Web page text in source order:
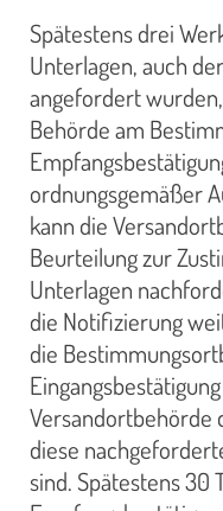
Spätestens drei
Unterlagen, auch
angefordert
Behörde am
ordnungsgemäßer
kann die
Beurteilung zur
Unterlagen
die Notifizierung
die
Versandortbehörde
diese
sind. Spätestens 30